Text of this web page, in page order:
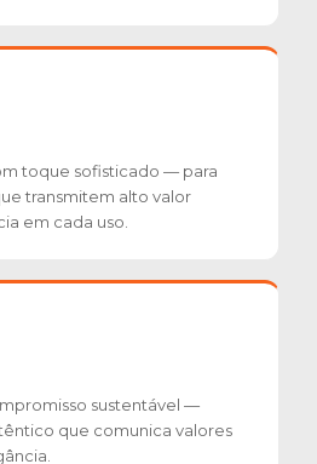
toque sofisticado — para
transmitem alto valor
em cada uso.
sustentável —
que comunica valores